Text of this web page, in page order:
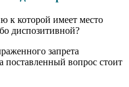
к которой имеет место
диспозитивной?
запрета
поставленный вопрос стоит